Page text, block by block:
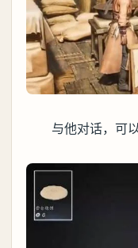
与他对话，可